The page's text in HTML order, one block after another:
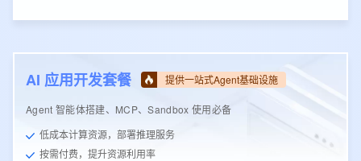
AI 应用开发套餐 提供一站式Agent基础设施
Agent 智能体搭建、MCP、Sandbox 使用必备
低成本计算资源，部署推理服务
按需付费，提升资源利用率